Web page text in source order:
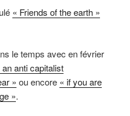
« Friends of the earth »
le temps avec en février
anti capitalist
» ou encore « if you are
».